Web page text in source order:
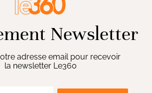
Newsletter
adresse email pour recevoir
la newsletter Le360